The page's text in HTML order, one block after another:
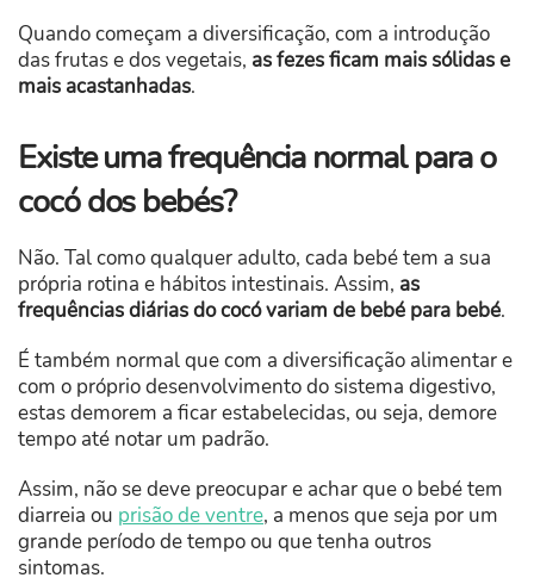
Quando começam a diversificação, com a introdução
das frutas e dos vegetais, as fezes ficam mais sólidas e
mais acastanhadas.
Existe uma frequência normal para o
cocó dos bebés?
Não. Tal como qualquer adulto, cada bebé tem a sua
própria rotina e hábitos intestinais. Assim, as
frequências diárias do cocó variam de bebé para bebé.
É também normal que com a diversificação alimentar e
com o próprio desenvolvimento do sistema digestivo,
estas demorem a ficar estabelecidas, ou seja, demore
tempo até notar um padrão.
Assim, não se deve preocupar e achar que o bebé tem
diarreia ou prisão de ventre, a menos que seja por um
grande período de tempo ou que tenha outros
sintomas.